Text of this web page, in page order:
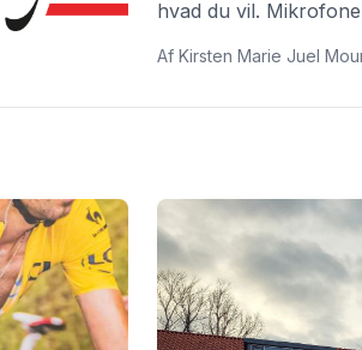
hvad du vil.
Af Kirsten Marie Juel